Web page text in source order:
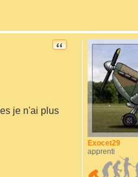
Exocet29
apprenti
CITATION
je n'ai plus